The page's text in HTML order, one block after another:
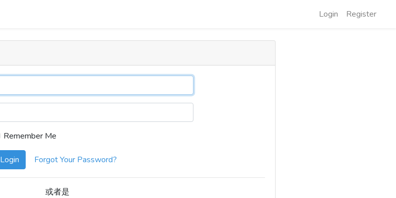
Login Register
Remember Me
Login Forgot Your Password?
或者是